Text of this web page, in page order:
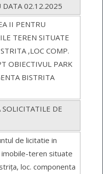
DATA 02.12.2025
II PENTRU
TEREN SITUATE
,LOC COMP.
OBIECTIVUL PARK
BISTRITA
SOLICITATILE DE
de licitatie in
teren situate
loc. componenta